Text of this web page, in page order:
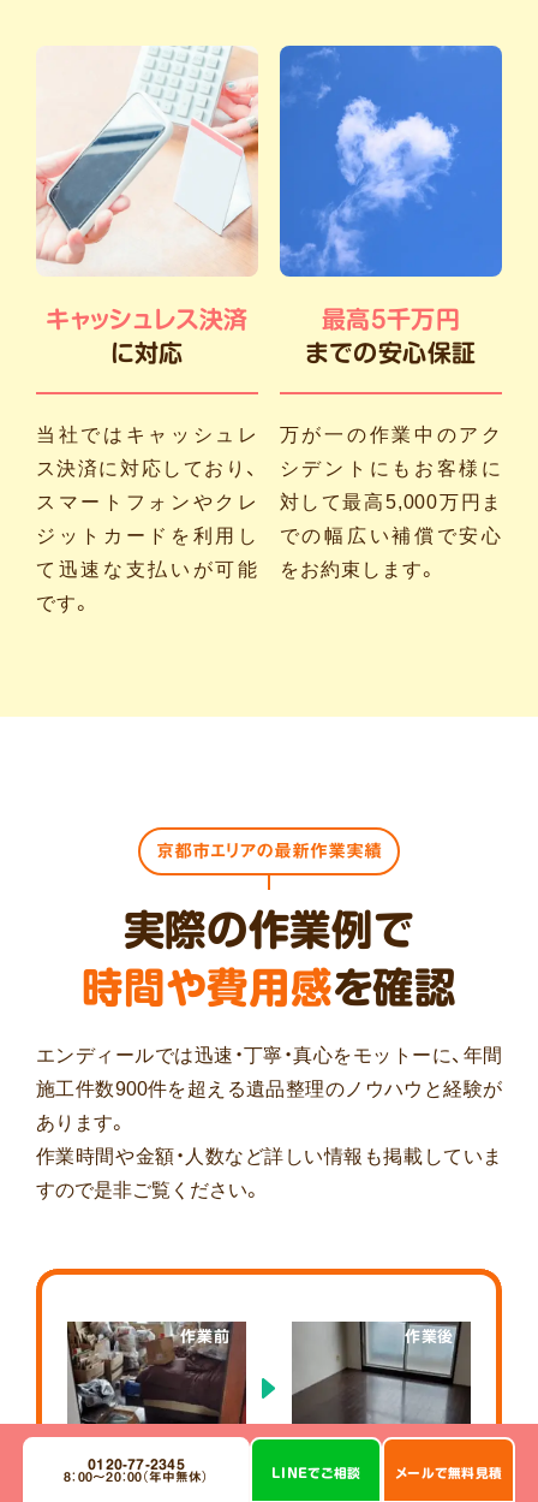
キャッシュレス決済
に対応
当社ではキャッシュレ
ス決済に対応しており、
スマートフォンやクレ
ジットカードを利用し
て迅速な支払いが可能
です。
最高5千万円
までの安心保証
万が一の作業中のアク
シデントにもお客様に
対して最高5,000万円ま
での幅広い補償で安心
をお約束します。
京都市エリアの最新作業実績
実際の作業例で
時間や費用感を確認
エンディールでは迅速・丁寧・真心をモットーに、年間
施工件数900件を超える遺品整理のノウハウと経験が
あります。
作業時間や金額・人数など詳しい情報も掲載していま
すので是非ご覧ください。
作業料金
作業前 作業後
0120-77-2345
8：00～20：00（年中無休）
LINEで ご相談 メールで無料見積